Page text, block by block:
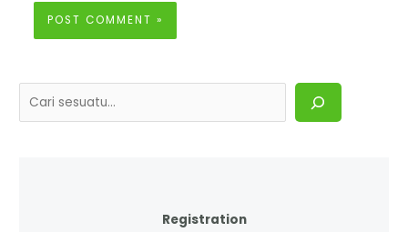
Registration